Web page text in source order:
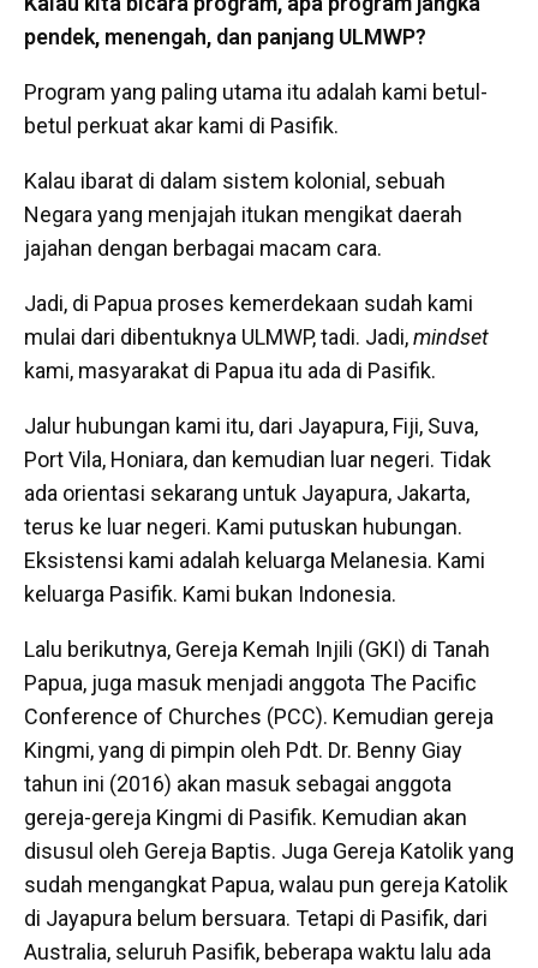
pendek, menengah, dan panjang ULMWP?
Program yang paling utama itu adalah kami betul-
betul perkuat akar kami di Pasifik.
Kalau ibarat di dalam sistem kolonial, sebuah
Negara yang menjajah itukan mengikat daerah
jajahan dengan berbagai macam cara.
Jadi, di Papua proses kemerdekaan sudah kami
mulai dari dibentuknya ULMWP, tadi. Jadi,mindset
kami, masyarakat di Papua itu ada di Pasifik.
Jalur hubungan kami itu, dari Jayapura, Fiji, Suva,
Port Vila, Honiara, dan kemudian luar negeri. Tidak
ada orientasi sekarang untuk Jayapura, Jakarta,
terus ke luar negeri. Kami putuskan hubungan.
Eksistensi kami adalah keluarga Melanesia. Kami
keluarga Pasifik. Kami bukan Indonesia.
Lalu berikutnya, Gereja Kemah Injili (GKI) di Tanah
Papua, juga masuk menjadi anggota The Pacific
Conference of Churches (PCC). Kemudian gereja
Kingmi, yang di pimpin oleh Pdt. Dr. Benny Giay
tahun ini (2016) akan masuk sebagai anggota
gereja-gereja Kingmi di Pasifik. Kemudian akan
disusul oleh Gereja Baptis. Juga Gereja Katolik yang
sudah mengangkat Papua, walau pun gereja Katolik
di Jayapura belum bersuara. Tetapi di Pasifik, dari
Australia, seluruh Pasifik, beberapa waktu lalu ada